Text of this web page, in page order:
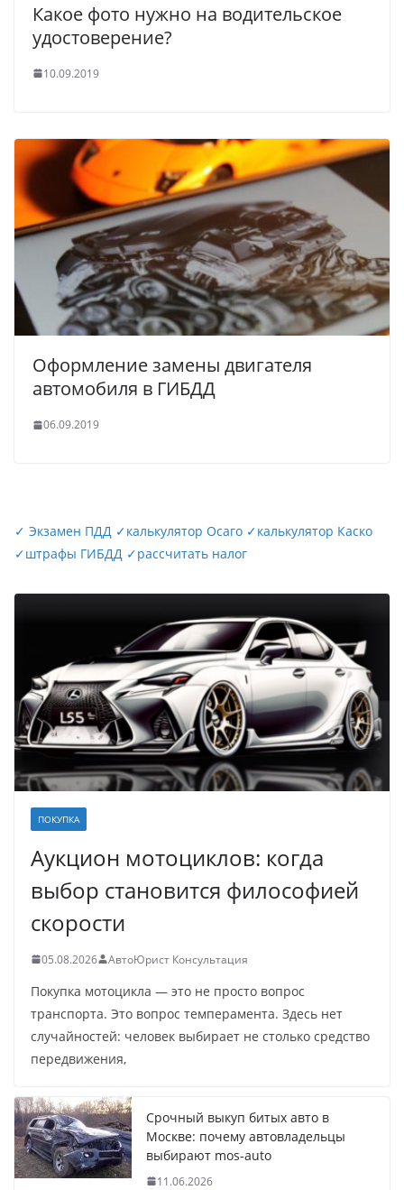
Какое фото нужно на водительское
удостоверение?
10.09.2019
Оформление замены двигателя
автомобиля в ГИБДД
06.09.2019
✓ Экзамен ПДД ✓калькулятор Осаго ✓калькулятор Каско
✓штрафы ГИБДД ✓рассчитать налог
ПОКУПКА
Аукцион мотоциклов: когда
выбор становится философией
скорости
05.08.2026 АвтоЮрист Консультация
Покупка мотоцикла — это не просто вопрос
транспорта. Это вопрос темперамента. Здесь нет
случайностей: человек выбирает не столько средство
передвижения,
Срочный выкуп битых авто в
Москве: почему автовладельцы
выбирают mos-auto
11.06.2026